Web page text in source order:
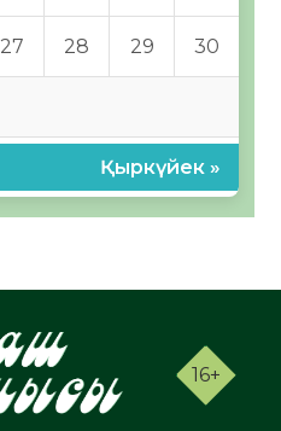
27 28 29 30
Қыркүйек »
16+